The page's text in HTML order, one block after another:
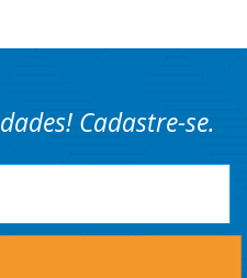
Cadastre-se.